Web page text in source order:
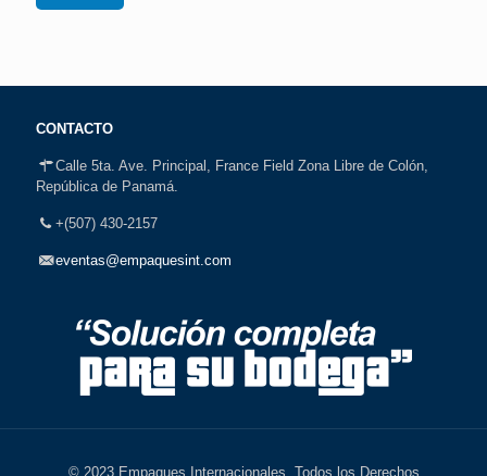
CONTACTO
Calle 5ta. Ave. Principal, France Field Zona Libre de Colón,
República de Panamá.
+(507) 430-2157
eventas@empaquesint.com
© 2023 Empaques Internacionales. Todos los Derechos